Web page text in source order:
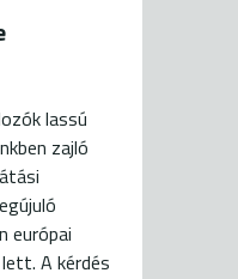
lassú
zajló
európai
A kérdés